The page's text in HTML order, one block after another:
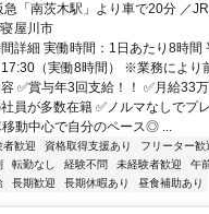
急「南茨木駅」より車で20分 ／
）
屋川市
詳細 実働時間：1日あたり8時間
（実働8時間） ※業務により
✅賞与年3回支給！！ ✅月給33
員が多数在籍 ✅ノルマなしでプ
移動中心で自分のペース◎ ...
者歓迎 資格取得支援あり フリーター歓
転勤なし 経験不問 未経験者歓迎 午
長期歓迎 長期休暇あり 昼食補助あり